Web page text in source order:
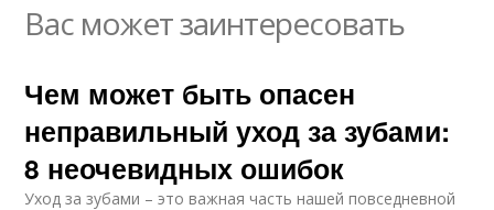
Вас может заинтересовать
Чем может быть опасен
неправильный уход за зубами:
8 неочевидных ошибок
Уход за зубами – это важная часть нашей повседневной